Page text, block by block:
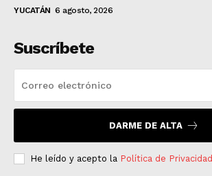
YUCATÁN 6 agosto, 2026
Suscríbete
DARME DE ALTA
He leído y acepto la Política de Privacidad